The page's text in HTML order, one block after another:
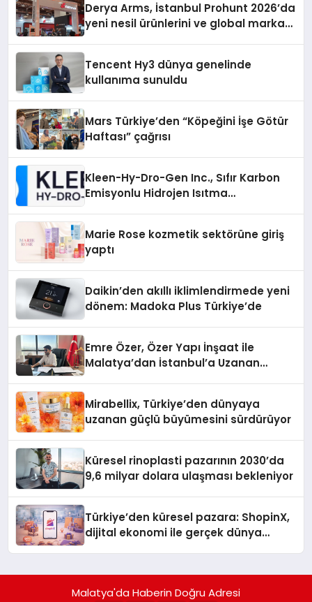
Derya Arms, İstanbul Prohunt 2026’da
yeni nesil ürünlerini ve global marka
Tencent Hy3 dünya genelinde
kullanıma sunuldu
Mars Türkiye’den “Köpeğini İşe Götür
Haftası” çağrısı
Kleen-Hy-Dro-Gen Inc., Sıfır Karbon
Emisyonlu Hidrojen Isıtma
Marie Rose kozmetik sektörüne giriş
yaptı
Daikin’den akıllı iklimlendirmede yeni
dönem: Madoka Plus Türkiye’de
Emre Özer, Özer Yapı İnşaat ile
Malatya’dan İstanbul’a Uzanan
Mirabellix, Türkiye’den dünyaya
uzanan güçlü büyümesini sürdürüyor
Küresel rinoplasti pazarının 2030’da
9,6 milyar dolara ulaşması bekleniyor
Türkiye’den küresel pazara: ShopinX,
dijital ekonomi ile gerçek dünya
Malatya'da Haberin Doğru Adresi